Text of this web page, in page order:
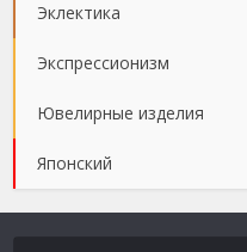
Эклектика
Экспрессионизм
Ювелирные изделия
Японский